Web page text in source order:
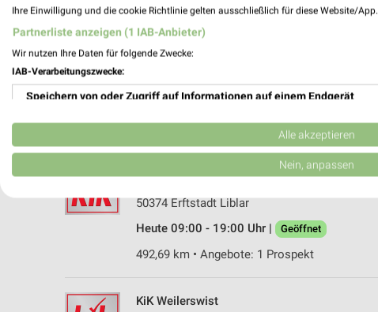
50374 Erftstadt Liblar
Heute 09:00 - 19:00 Uhr |
Geöffnet
492,69 km • Angebote: 1 Prospekt
KiK Weilerswist
Ihre Einwilligung und die cookie Richtlinie gelten ausschließlich für diese Website/App.
Partnerliste anzeigen (1 IAB-Anbieter)
Wir nutzen Ihre Daten für folgende Zwecke:
IAB-Verarbeitungszwecke:
Speichern von oder Zugriff auf Informationen auf einem Endgerät
Verwendung reduzierter Daten zur Auswahl von Werbeanzeigen
Erstellung von Profilen für personalisierte Werbung
Erstellung von Profilen zur Personalisierung von Inhalten
Verwendung von Profilen zur Auswahl personalisierter Inhalte
Messung der Werbeleistung
Alle akzeptieren
Nein, anpassen